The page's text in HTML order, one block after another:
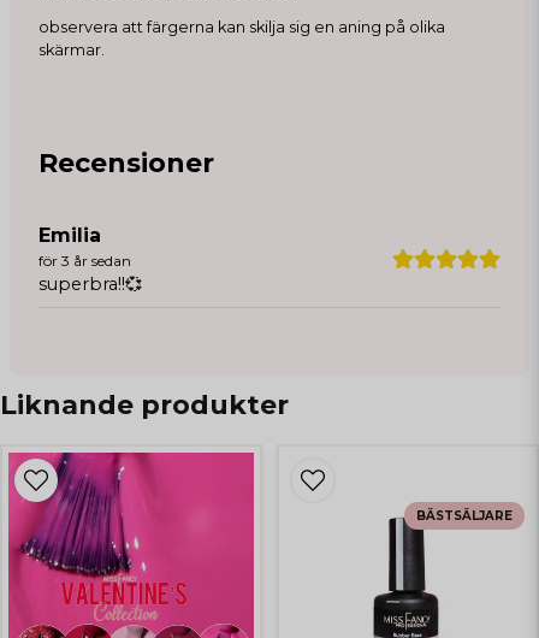
observera att färgerna kan skilja sig en aning på olika
skärmar.
Recensioner
Emilia
för 3 år sedan
superbra!!💞
Liknande produkter
BÄSTSÄLJARE